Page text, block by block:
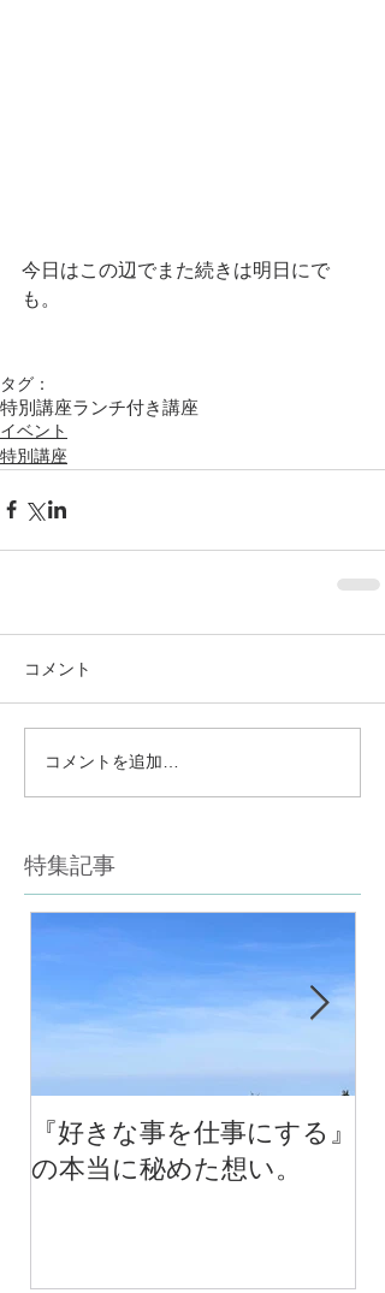
今日はこの辺でまた続きは明日にで
も。
タグ：
特別講座ランチ付き講座
イベント
特別講座
コメント
コメントを追加…
特集記事
『好きな事を仕事にする』
の本当に秘めた想い。